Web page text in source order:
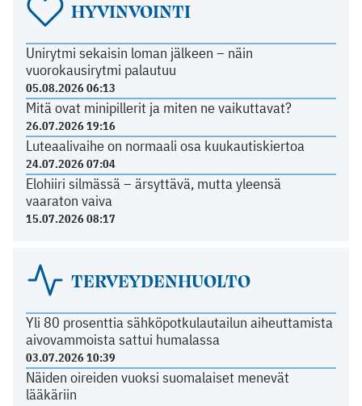
HYVINVOINTI
Unirytmi sekaisin loman jälkeen – näin
vuorokausirytmi palautuu
05.08.2026 06:13
Mitä ovat minipillerit ja miten ne vaikuttavat?
26.07.2026 19:16
Luteaalivaihe on normaali osa kuukautiskiertoa
24.07.2026 07:04
Elohiiri silmässä – ärsyttävä, mutta yleensä
vaaraton vaiva
15.07.2026 08:17
TERVEYDENHUOLTO
Yli 80 prosenttia sähköpotkulautailun aiheuttamista
aivovammoista sattui humalassa
03.07.2026 10:39
Näiden oireiden vuoksi suomalaiset menevät
lääkäriin